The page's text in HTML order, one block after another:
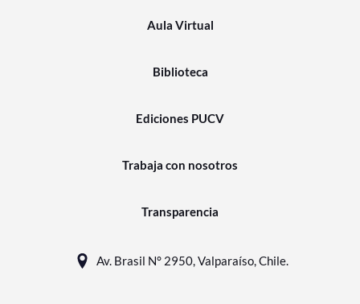
Aula Virtual
Biblioteca
Ediciones PUCV
Trabaja con nosotros
Transparencia
Av. Brasil N° 2950, Valparaíso, Chile.